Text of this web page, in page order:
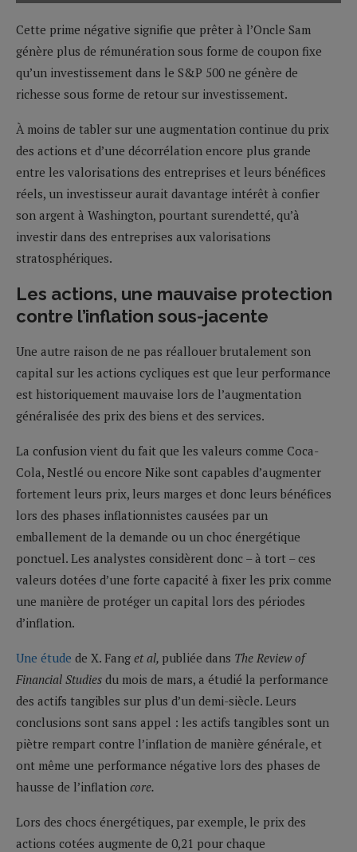
Cette prime négative signifie que prêter à l’Oncle Sam
génère plus de rémunération sous forme de coupon fixe
qu’un investissement dans le S&P 500 ne génère de
richesse sous forme de retour sur investissement.
À moins de tabler sur une augmentation continue du prix
des actions et d’une décorrélation encore plus grande
entre les valorisations des entreprises et leurs bénéfices
réels, un investisseur aurait davantage intérêt à confier
son argent à Washington, pourtant surendetté, qu’à
investir dans des entreprises aux valorisations
stratosphériques.
Les actions, une mauvaise protection
contre l’inflation sous-jacente
Une autre raison de ne pas réallouer brutalement son
capital sur les actions cycliques est que leur performance
est historiquement mauvaise lors de l’augmentation
généralisée des prix des biens et des services.
La confusion vient du fait que les valeurs comme Coca-
Cola, Nestlé ou encore Nike sont capables d’augmenter
fortement leurs prix, leurs marges et donc leurs bénéfices
lors des phases inflationnistes causées par un
emballement de la demande ou un choc énergétique
ponctuel. Les analystes considèrent donc – à tort – ces
valeurs dotées d’une forte capacité à fixer les prix comme
une manière de protéger un capital lors des périodes
d’inflation.
Une étude de X. Fang et al, publiée dans The Review of
Financial Studies du mois de mars, a étudié la performance
des actifs tangibles sur plus d’un demi-siècle. Leurs
conclusions sont sans appel : les actifs tangibles sont un
piètre rempart contre l’inflation de manière générale, et
ont même une performance négative lors des phases de
hausse de l’inflation core.
Lors des chocs énergétiques, par exemple, le prix des
actions cotées augmente de 0,21 pour chaque